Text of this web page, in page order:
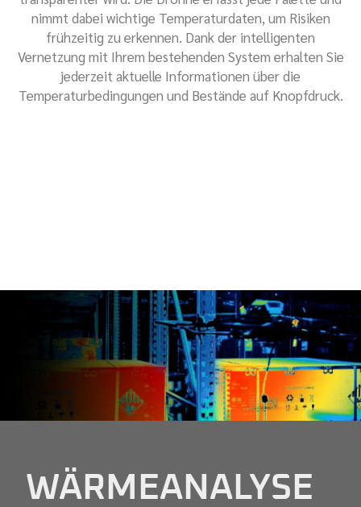
nimmt dabei wichtige Temperaturdaten, um Risiken
frühzeitig zu erkennen. Dank der intelligenten
Vernetzung mit Ihrem bestehenden System erhalten Sie
jederzeit aktuelle Informationen über die
Temperaturbedingungen und Bestände auf Knopfdruck.
WÄRMEANALYSE